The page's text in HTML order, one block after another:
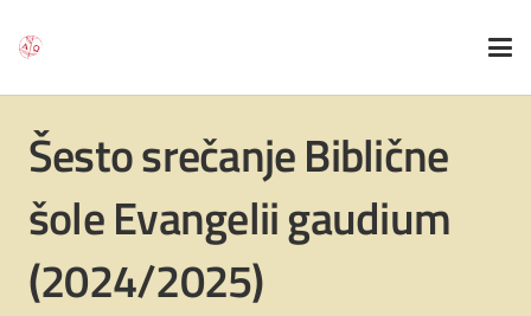
Šesto srečanje Biblične
šole Evangelii gaudium
(2024/2025)